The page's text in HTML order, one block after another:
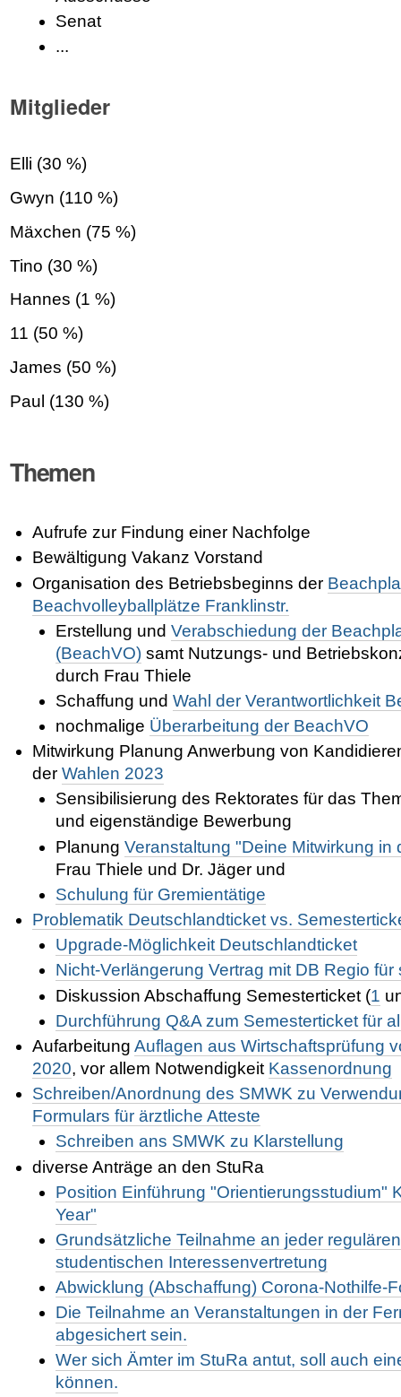
Senat
...
Mitglieder
Elli (30 %)
Gwyn (110 %)
Mäxchen (75 %)
Tino (30 %)
Hannes (1 %)
11 (50 %)
James (50 %)
Paul (130 %)
Themen
Aufrufe zur Findung einer Nachfolge
Bewältigung Vakanz Vorstand
Organisation des Betriebsbeginns der
Beachvolleyballplätze Franklinstr.
Erstellung und Verabschiedung der
(BeachVO)samt Nutzungs- und
durch Frau Thiele
Schaffung und Wahl der Verantwortlichkeit
nochmalige Überarbeitung der BeachVO
Mitwirkung Planung Anwerbung von
derWahlen 2023
Sensibilisierung des Rektorates für das
und eigenständige Bewerbung
Planung Veranstaltung "Deine Mitwirkung in
Frau Thiele und Dr. Jäger und
Schulung für Gremientätige
Problematik Deutschlandticket vs.
Upgrade-Möglichkeit Deutschlandticket
Nicht-Verlängerung Vertrag mit DB Regio
Diskussion Abschaffung Semesterticket (1
Durchführung Q&A zum Semesterticket für
AufarbeitungAuflagen aus Wirtschaftsprüfung
2020, vor allem Notwendigkeit Kassenordnung
Schreiben/Anordnung des SMWK zu
Formulars für ärztliche Atteste
Schreiben ans SMWK zu Klarstellung
diverse Anträge an den StuRa
Position Einführung "Orientierungsstudium"
Year"
Grundsätzliche Teilnahme an jeder
studentischen Interessenvertretung
Abwicklung (Abschaffung) Corona-Nothilfe-
Die Teilnahme an Veranstaltungen in der
abgesichert sein.
Wer sich Ämter im StuRa antut, soll auch
können.